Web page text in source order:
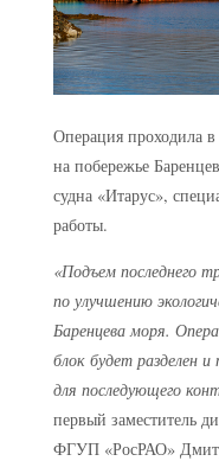
Операция проходила
на побережье
судна «Итарус»,
работы.
«Подъем последнего
по улучшению
Баренцева моря.
блок будет разделен и
для последующего
первый заместитель
ФГУП «РосРАО»